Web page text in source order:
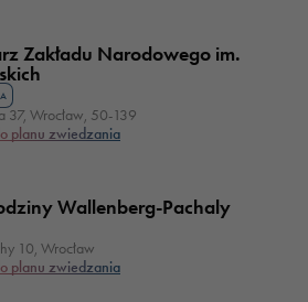
Zakładu Narodowego im.
37, Wrocław, 50-139
planu zwiedzania
Wallenberg-Pachaly
10, Wrocław
planu zwiedzania